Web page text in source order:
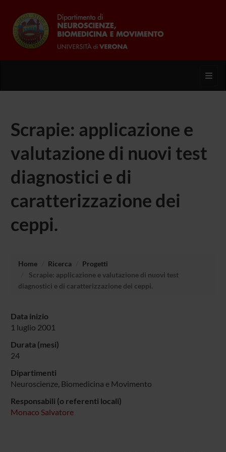
Scrapie: applicazione e
valutazione di nuovi test
diagnostici e di
caratterizzazione dei
ceppi.
Home Ricerca
Progetti
Scrapie: applicazione e valutazione di nuovi test
diagnostici e di caratterizzazione dei ceppi.
Data inizio
1 luglio 2001
Durata (mesi)
24
Dipartimenti
Neuroscienze, Biomedicina e Movimento
Responsabili (o referenti locali)
Monaco Salvatore